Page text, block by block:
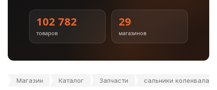
102 782
товаров
29
магазинов
Магазин Каталог Запчасти сальники коленвала